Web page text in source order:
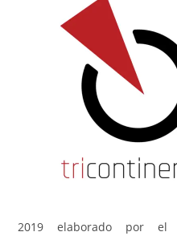
2019 elaborado por el